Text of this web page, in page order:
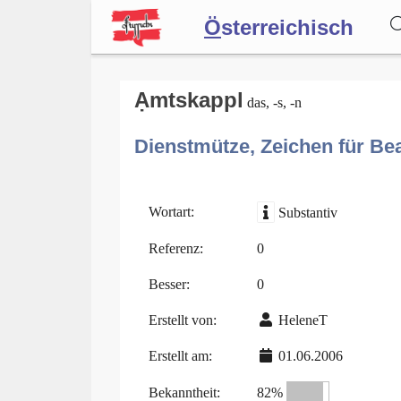
Österreichisch
Forum
Blog
Ạmtskappl das, -s, -n
Dienstmütze, Zeichen für
Wortart: Substantiv
Referenz: 0
Besser: 0
Erstellt von: HeleneT
Erstellt am: 01.06.2006
Bekanntheit: 82%